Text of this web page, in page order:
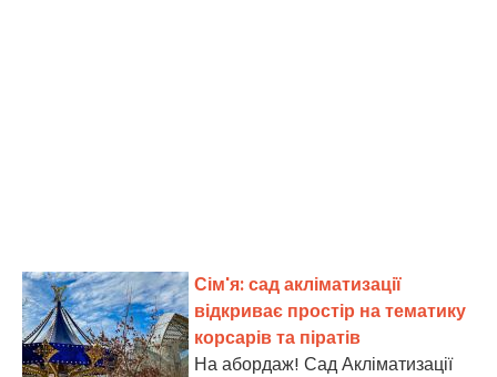
Сім'я: сад акліматизації
відкриває простір на тематику
корсарів та піратів
На абордаж! Сад Акліматизації